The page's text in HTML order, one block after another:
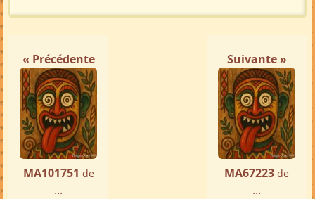
« Précédente
MA101751 de
...
Suivante »
MA67223 de
...